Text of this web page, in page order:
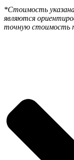
*Стоимость
являются
точную стоимость